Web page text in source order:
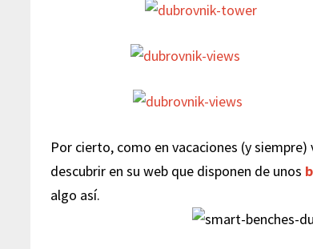
Por cierto, como en vacaciones (y
descubrir en su web que disponen de unos
algo así.